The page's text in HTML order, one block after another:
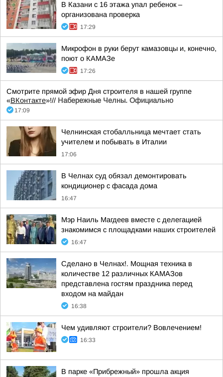
В Казани с 16 этажа упал ребенок –
организована проверка
17:29
Микрофон в руки берут камазовцы и, конечно,
поют о КАМАЗе
17:26
Смотрите прямой эфир Дня строителя в нашей группе
«ВКонтакте»!// Набережные Челны. Официально
17:09
Челнинская стобалльница мечтает стать
учителем и побывать в Италии
17:06
В Челнах суд обязал демонтировать
кондиционер с фасада дома
16:47
Мэр Наиль Магдеев вместе с делегацией
знакомимся с площадками наших строителей
16:47
Сделано в Челнах!. Мощная техника в
количестве 12 различных КАМАЗов
представлена гостям праздника перед
входом на майдан
16:38
Чем удивляют строители? Вовлечением!
16:33
В парке «Прибрежный» прошла акция